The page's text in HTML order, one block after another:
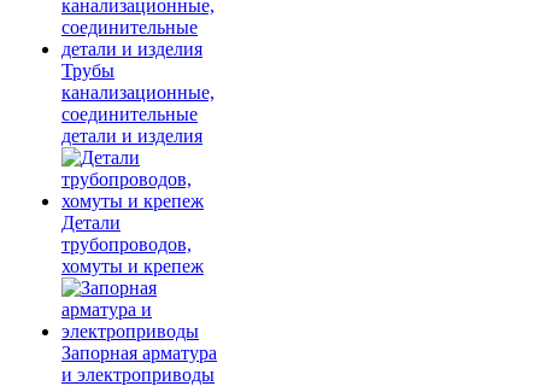
Трубы
канализационные,
соединительные
детали и изделия
Детали
трубопроводов,
хомуты и крепеж
Запорная арматура
и электроприводы